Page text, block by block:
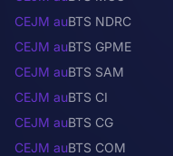
CEJM auBTS NDRC
CEJM auBTS GPME
CEJM auBTS SAM
CEJM auBTS CI
CEJM auBTS CG
CEJM auBTS COM